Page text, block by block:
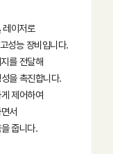
레이저로
성능 장비입니다.
를 전달해
을 촉진합니다.
제어하여
서
줍니다.